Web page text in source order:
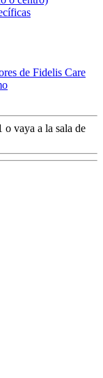
de Fidelis Care
o vaya a la sala de